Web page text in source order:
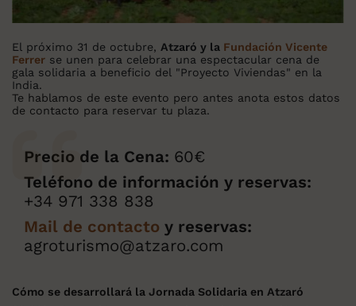
El próximo 31 de octubre, Atzaró y la Fundación Vicente
Ferrer se unen para celebrar una espectacular cena de
gala solidaria a beneficio del "Proyecto Viviendas" en la
India.
Te hablamos de este evento pero antes anota estos datos
de contacto para reservar tu plaza.
Precio de la Cena: 60€
Teléfono de información y reservas:
+34 971 338 838
Mail de contacto y reservas:
agroturismo@atzaro.com
Cómo se desarrollará la Jornada Solidaria en Atzaró